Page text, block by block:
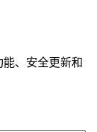
、安全更新和